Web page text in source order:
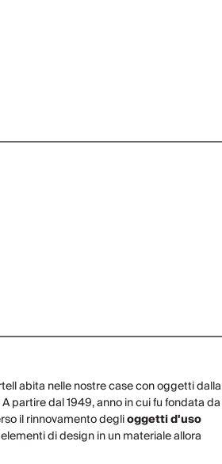
abita nelle nostre case con oggetti dalla
partire dal 1949, anno in cui fu fondata da
il rinnovamento deglioggetti d'uso
di design in un materiale allora